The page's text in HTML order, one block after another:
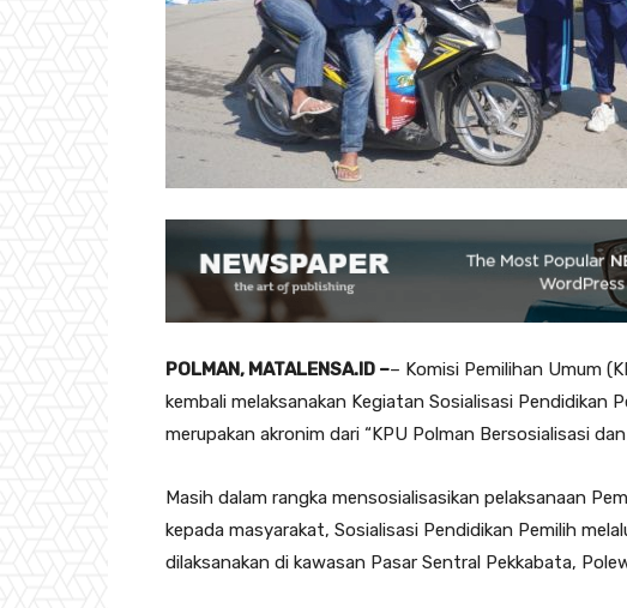
POLMAN, MATALENSA.ID –– Komisi Pemilihan Umum
kembali melaksanakan Kegiatan Sosialisasi Pendidikan
merupakan akronim dari “KPU Polman Bersosialisasi
Masih dalam rangka mensosialisasikan pelaksanaan
kepada masyarakat, Sosialisasi Pendidikan Pemilih
dilaksanakan di kawasan Pasar Sentral Pekkabata,